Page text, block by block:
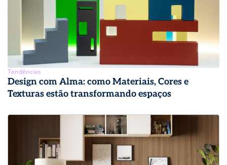
Tendências
Design com Alma: como Materiais, Cores e
Texturas estão transformando espaços